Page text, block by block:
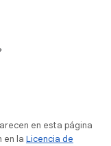
en esta página
en la Licencia de